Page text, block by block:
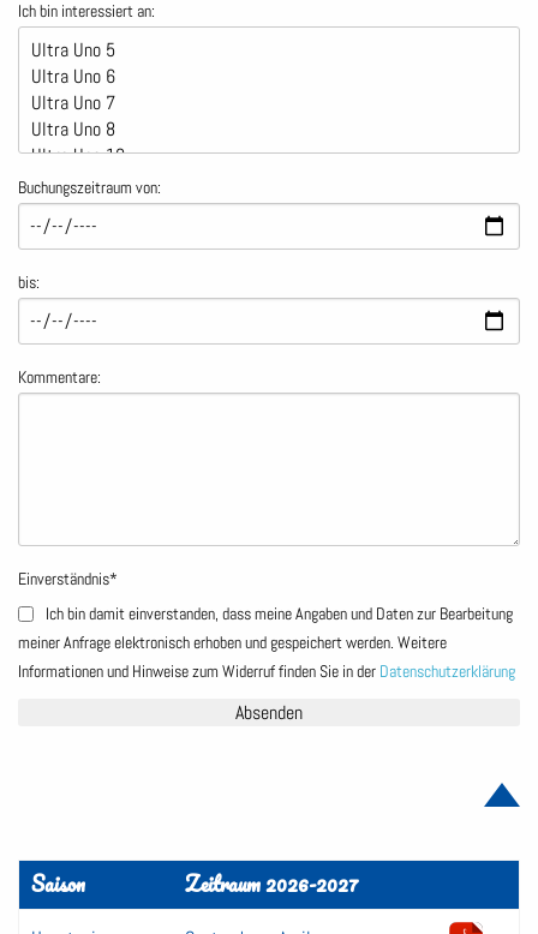
Ich bin interessiert an:
Buchungszeitraum von:
bis:
Kommentare:
Einverständnis*
Ich bin damit einverstanden, dass meine Angaben und Daten zur Bearbeitung
meiner Anfrage elektronisch erhoben und gespeichert werden. Weitere
Informationen und Hinweise zum Widerruf finden Sie in der Datenschutzerklärung
Saison Zeitraum 2026-2027